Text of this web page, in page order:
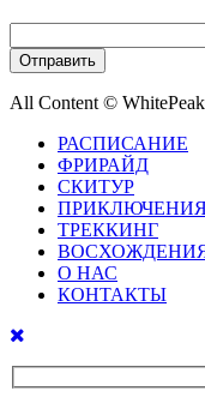
All Content ©
РАСПИСАНИЕ
ФРИРАЙД
СКИТУР
ТРЕККИНГ
О НАС
КОНТАКТЫ